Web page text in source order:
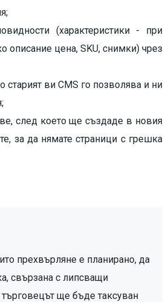
(характеристики - при
описание цена, SKU, снимки) чрез
старият ви CMS го позволява и ни
след което ще създаде в новия
за да нямате страници с грешка
прехвърляне е планирано, да
свързана с липсващи
ще бъде таксуван